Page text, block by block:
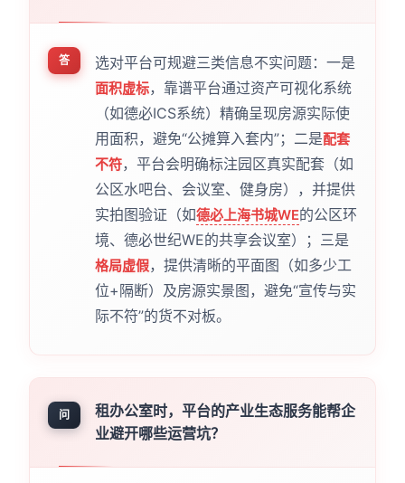
答 选对平台可规避三类信息不实问题：一是
面积虚标，靠谱平台通过资产可视化系统
（如德必ICS系统）精确呈现房源实际使
用面积，避免“公摊算入套内”；二是配套
不符，平台会明确标注园区真实配套（如
公区水吧台、会议室、健身房），并提供
实拍图验证（如德必上海书城WE的公区环
境、德必世纪WE的共享会议室）；三是
格局虚假，提供清晰的平面图（如多少工
位+隔断）及房源实景图，避免“宣传与实
际不符”的货不对板。
问
租办公室时，平台的产业生态服务能帮企
业避开哪些运营坑？